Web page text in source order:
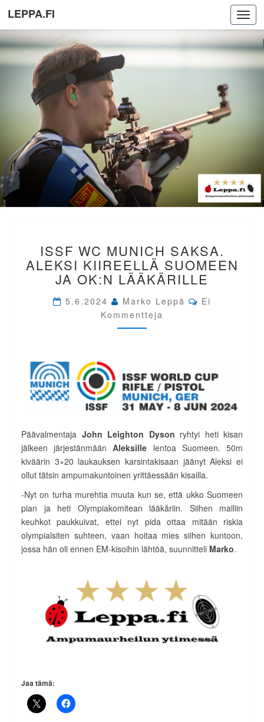
LEPPA.FI
WC
MUNICH
SAKSA.
ALEKSI
KIIREELLÄ
SUOMEEN
JA
OK:N
ISSF WC MUNICH SAKSA.
ALEKSI KIIREELLÄ SUOMEEN
JA OK:N LÄÄKÄRILLE
5.6.2024 Marko Leppä Comments
Ei
Kommentteja
Päävalmentaja John Leighton Dyson ryhtyi heti kisan
jälkeen järjestänmäänAleksille lentoa Suomeen. 50m
kiväärin 3×20 laukauksen karsintakisaan jäänyt Aleksi ei
ollut tätsin ampumakuntoinen yrittäessään kisailla.
-Nyt on turha murehtia muuta kun se, että ukko Suomeen
pian ja heti Olympiakomitean lääkäriin. Siihen malliin
keuhkot paukkuivat, ettei nyt pida ottaa mitään riskia
olympialsiten suhteen, vaan hoitaa mies siihen kuntoon,
jossa hän oli ennen EM-kisoihin lähtöä, suunnitteli Marko.
Jaa tämä: